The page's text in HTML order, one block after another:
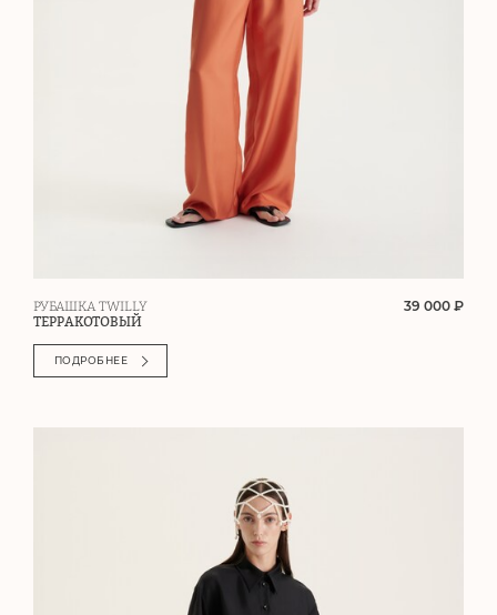
РУБАШКА TWILLY
ТЕРРАКОТОВЫЙ
39 000 ₽
ПОДРОБНЕЕ